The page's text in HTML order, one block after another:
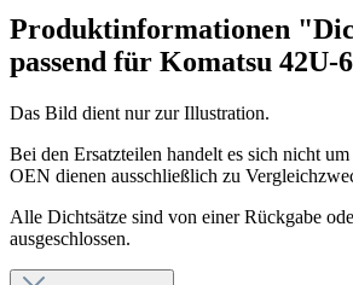
Produktinformationen
passend für Komatsu 42U-
Das Bild dient nur zur Illustration.
Bei den Ersatzteilen handelt es sich nicht
OEN dienen ausschließlich zu
Alle Dichtsätze sind von einer Rückgabe
ausgeschlossen.